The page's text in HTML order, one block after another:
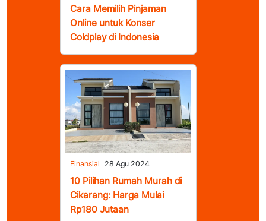
Cara Memilih Pinjaman
Online untuk Konser
Coldplay di Indonesia
Finansial 28 Agu 2024
10 Pilihan Rumah Murah di
Cikarang: Harga Mulai
Rp180 Jutaan